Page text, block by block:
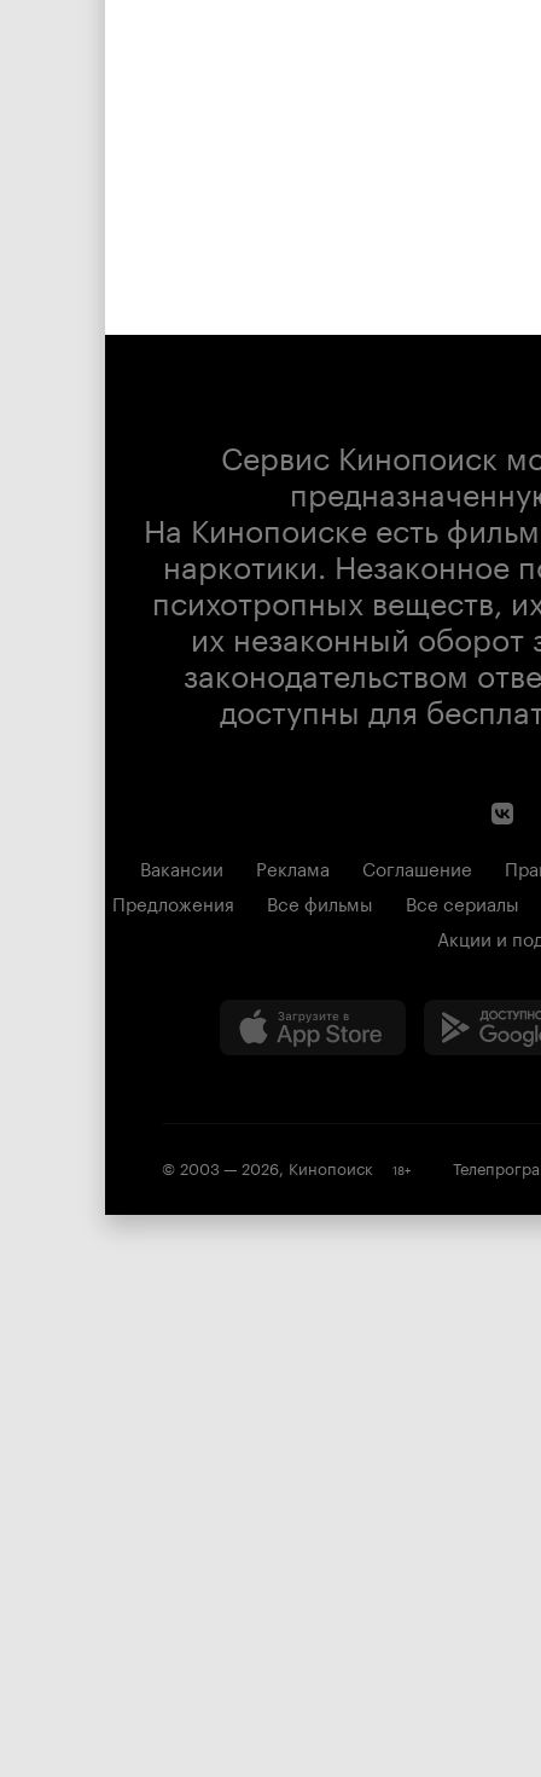
Сервис Кинопоиск
На Кинопоиске есть
наркотики. Незаконное
психотропных веществ,
их незаконный оборот
законодательством
доступны для
Вакансии Реклама Соглашение
Предложения
Все фильмы
Все сериалы
Акции и
© 2003 — 2026, Кинопоиск 18+